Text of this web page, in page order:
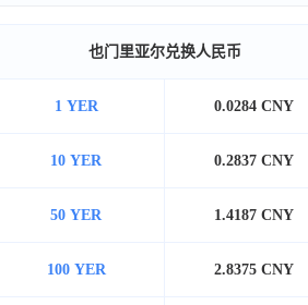
也门里亚尔兑换人民币
1 YER 0.0284 CNY
10 YER 0.2837 CNY
50 YER 1.4187 CNY
100 YER 2.8375 CNY